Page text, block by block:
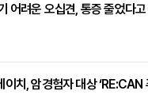
어려운 오십견, 통증 줄었다
이치, 암경험자 대상 ‘RE:CAN